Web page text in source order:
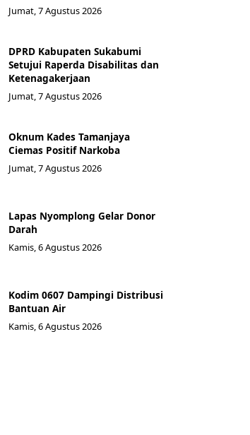
Jumat, 7 Agustus 2026
DPRD Kabupaten Sukabumi
Setujui Raperda Disabilitas dan
Ketenagakerjaan
Jumat, 7 Agustus 2026
Oknum Kades Tamanjaya
Ciemas Positif Narkoba
Jumat, 7 Agustus 2026
Lapas Nyomplong Gelar Donor
Darah
Kamis, 6 Agustus 2026
Kodim 0607 Dampingi Distribusi
Bantuan Air
Kamis, 6 Agustus 2026